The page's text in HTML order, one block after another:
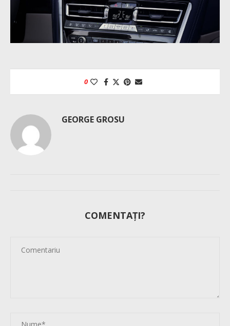
0
GEORGE GROSU
COMENTAȚI?